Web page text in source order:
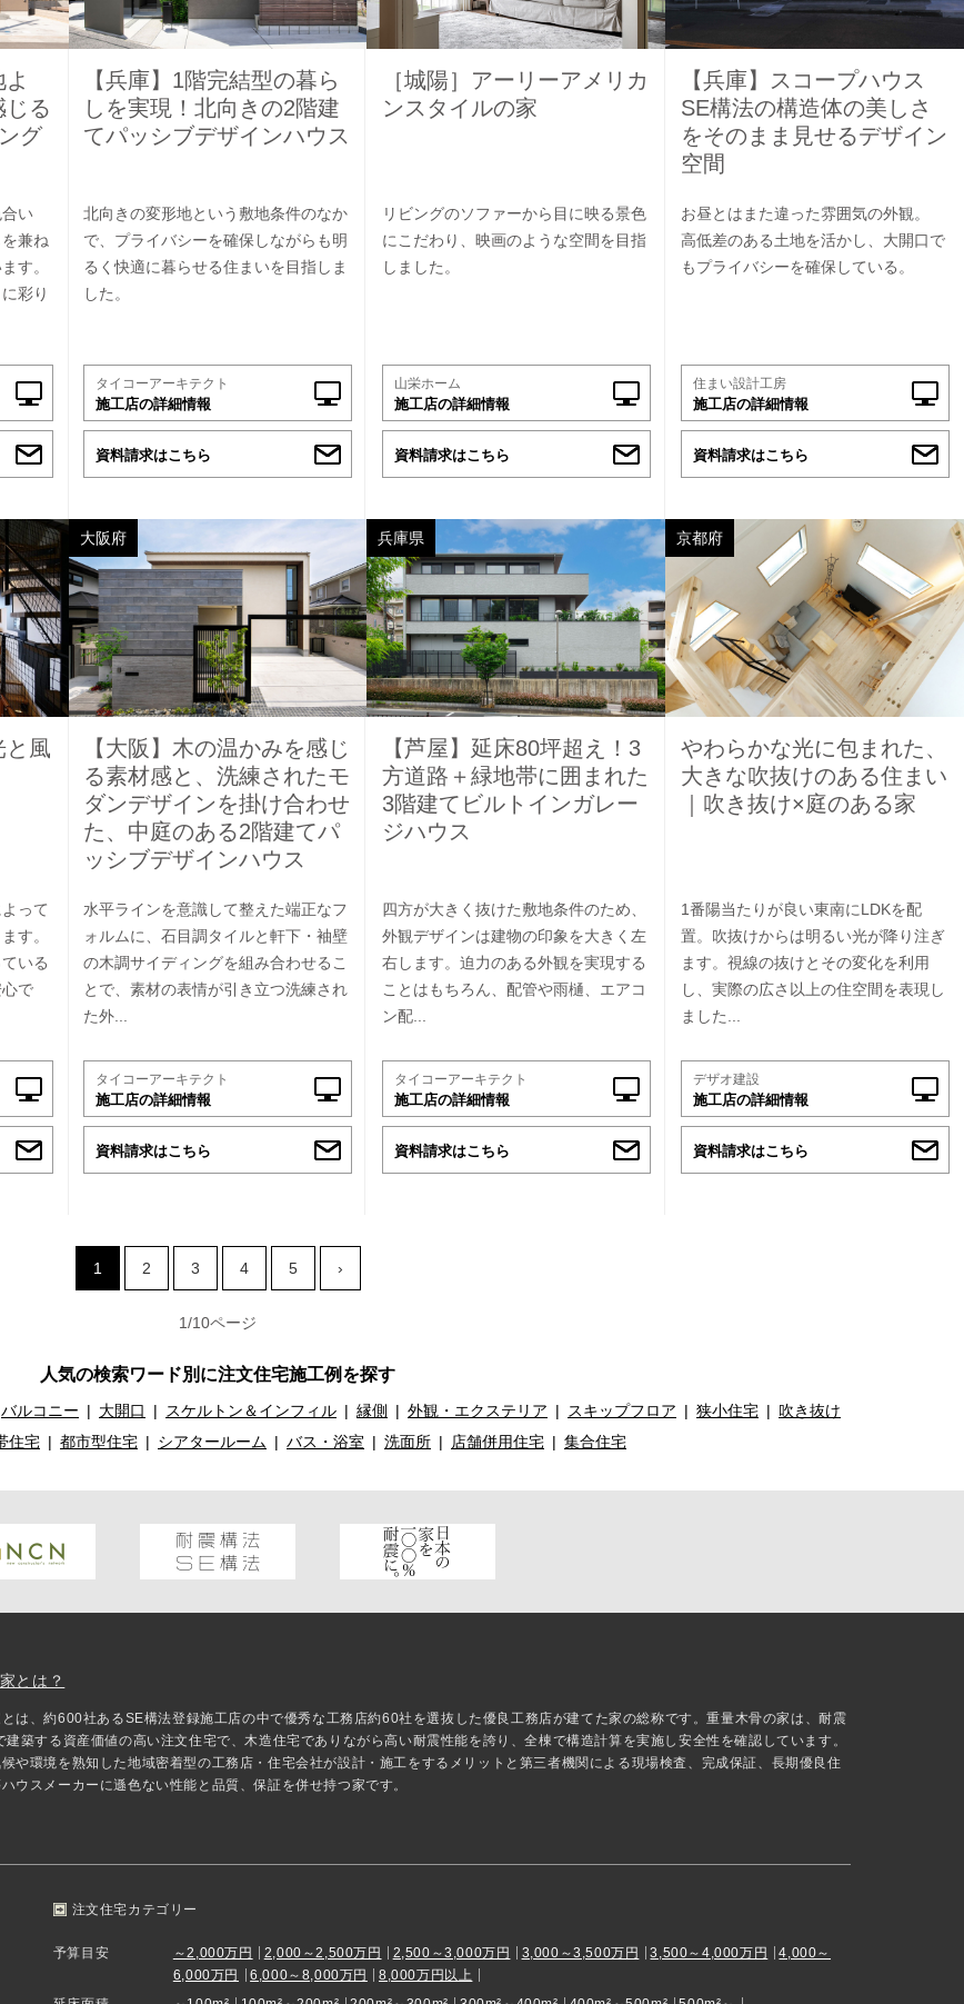
じる
グ
い
兼ね
す。
彩り
【兵庫】1階完結型の暮ら
しを実現！北向きの2階建
てパッシブデザインハウス
北向きの変形地という敷地条件のなか
で、プライバシーを確保しながらも明
るく快適に暮らせる住まいを目指しま
した。
タイコーアーキテクト
施工店の詳細情報
資料請求はこちら
［城陽］アーリーアメリカ
ンスタイルの家
リビングのソファーから目に映る景色
にこだわり、映画のような空間を目指
しました。
山栄ホーム
施工店の詳細情報
資料請求はこちら
【兵庫】スコープハウス
SE構法の構造体の美しさ
をそのまま見せるデザイン
空間
お昼とはまた違った雰囲気の外観。
高低差のある土地を活かし、大開口で
もプライバシーを確保している。
住まい設計工房
施工店の詳細情報
資料請求はこちら
と風
って
す。
いる
で
大阪府
【大阪】木の温かみを感じ
る素材感と、洗練されたモ
ダンデザインを掛け合わせ
た、中庭のある2階建てパ
ッシブデザインハウス
水平ラインを意識して整えた端正なフ
ォルムに、石目調タイルと軒下・袖壁
の木調サイディングを組み合わせるこ
とで、素材の表情が引き立つ洗練され
た外...
タイコーアーキテクト
施工店の詳細情報
資料請求はこちら
兵庫県
【芦屋】延床80坪超え！3
方道路＋緑地帯に囲まれた
3階建てビルトインガレー
ジハウス
四方が大きく抜けた敷地条件のため、
外観デザインは建物の印象を大きく左
右します。迫力のある外観を実現する
ことはもちろん、配管や雨樋、エアコ
ン配...
タイコーアーキテクト
施工店の詳細情報
資料請求はこちら
京都府
やわらかな光に包まれた、
大きな吹抜けのある住まい
｜吹き抜け×庭のある家
1番陽当たりが良い東南にLDKを配
置。吹抜けからは明るい光が降り注ぎ
ます。視線の抜けとその変化を利用
し、実際の広さ以上の住空間を表現し
ました...
デザオ建設
施工店の詳細情報
資料請求はこちら
1 2 3 4 5 ›
1/10ページ
人気の検索ワード別に注文住宅施工例を探す
バルコニー 大開口 スケルトン＆インフィル 縁側 外観・エクステリア スキップフロア 狭小住宅
吹き抜け
住宅 都市型住宅 シアタールーム バス・浴室 洗面所 店舗併用住宅 集合住宅
とは？
は、約600社あるSE構法登録施工店の中で優秀な工務店約60社を選抜した優良工務店が建てた家の総称です。重量木骨の家は、耐震
建築する資産価値の高い注文住宅で、木造住宅でありながら高い耐震性能を誇り、全棟で構造計算を実施し安全性を確認しています。
や環境を熟知した地域密着型の工務店・住宅会社が設計・施工をするメリットと第三者機関による現場検査、完成保証、長期優良住
ウスメーカーに遜色ない性能と品質、保証を併せ持つ家です。
注文住宅カテゴリー
予算目安 ～2,000万円 2,000～2,500万円 2,500～3,000万円 3,000～3,500万円 3,500～4,000万円
4,000～
6,000万円
6,000～8,000万円
8,000万円以上